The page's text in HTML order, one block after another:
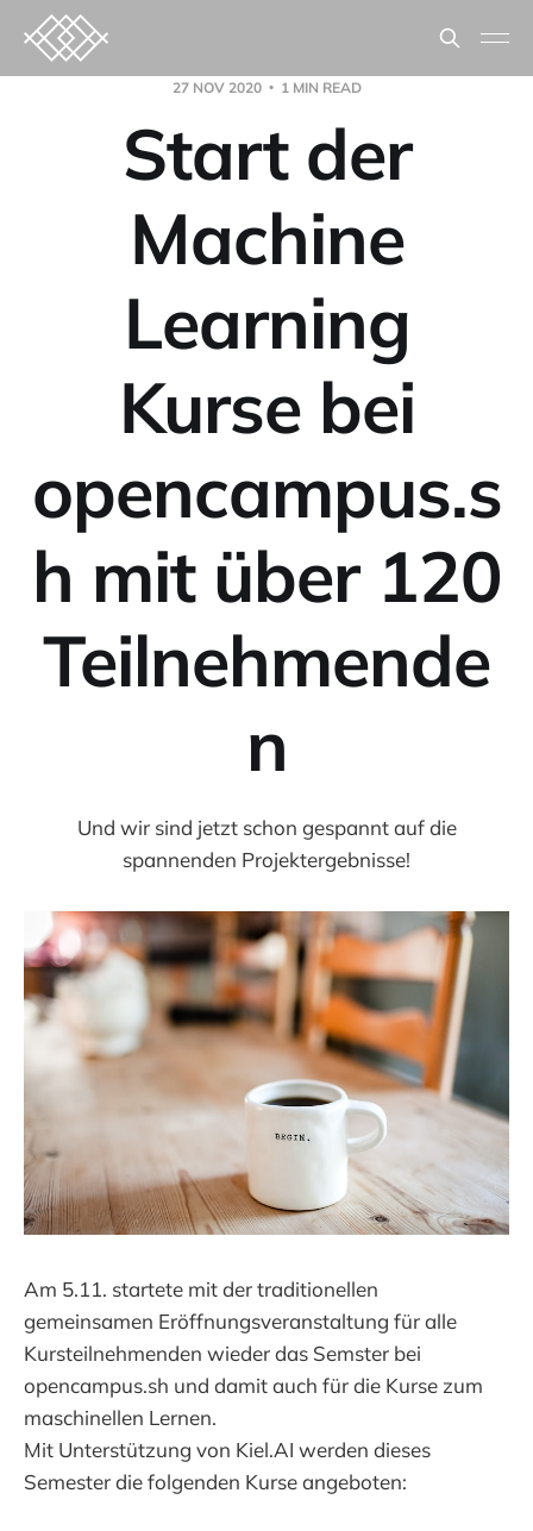
27 NOV 2020 1 MIN READ
Start der
Machine
Learning
Kurse bei
opencampus.s
h mit über 120
Teilnehmende
n
Und wir sind jetzt schon gespannt auf die
spannenden Projektergebnisse!
Am 5.11. startete mit der traditionellen
gemeinsamen Eröffnungsveranstaltung für alle
Kursteilnehmenden wieder das Semster bei
opencampus.sh und damit auch für die Kurse zum
maschinellen Lernen.
Mit Unterstützung von Kiel.AI werden dieses
Semester die folgenden Kurse angeboten: